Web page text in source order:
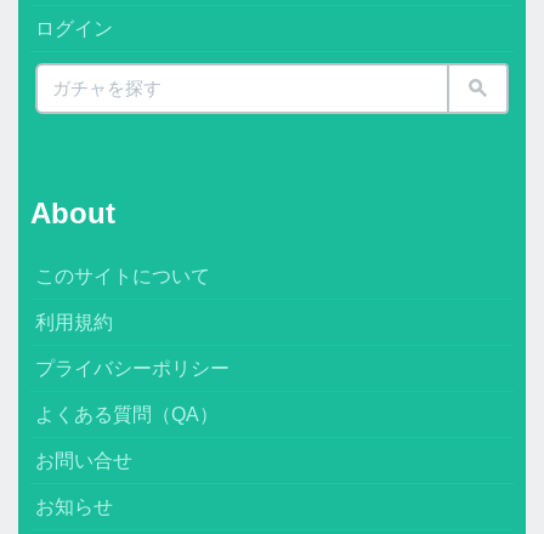
ログイン
About
このサイトについて
利用規約
プライバシーポリシー
よくある質問（QA）
お問い合せ
お知らせ